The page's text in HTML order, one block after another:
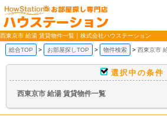
/mobile_img/
西東京市 給湯 賃貸物件一覧｜株式会社ハウステーション
総合TOP お部屋探しTOP 物件検索 西東京市
選択中の条件
西東京市 給湯 賃貸物件一覧